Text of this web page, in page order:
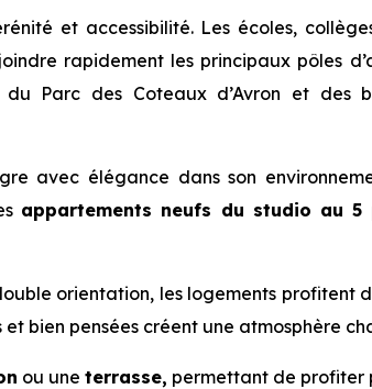
et accessibilité. Les écoles,
rapidement les principaux pôles
Parc des Coteaux d’Avron et des
avec élégance dans son
appartements neufs du studio au 5
orientation, les logements profitent
bien pensées créent une atmosphère
ou une terrasse, permettant de profiter